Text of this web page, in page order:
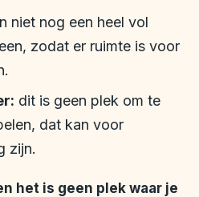
niet nog een heel vol
zodat er ruimte is voor
dit is geen plek om te
dat kan voor
zijn.
het is geen plek waar je